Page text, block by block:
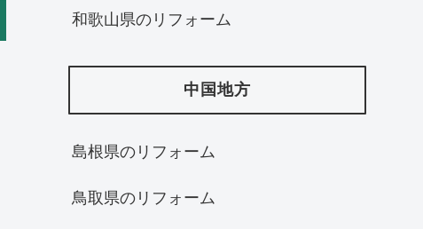
和歌山県のリフォーム
中国地方
島根県のリフォーム
鳥取県のリフォーム